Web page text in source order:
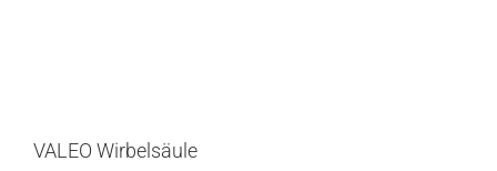
VALEO Wirbelsäule